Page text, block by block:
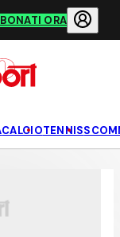
ORA
CALCIOTENNIS